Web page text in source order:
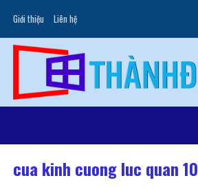
content
Giới thiệu Liên hệ
cua kinh cuong luc quan 10